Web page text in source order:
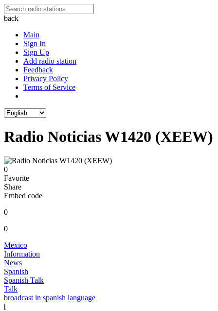
back
Main
Sign In
Sign Up
Add radio station
Feedback
Privacy Policy
Terms of Service
Radio Noticias W1420 (XEEW)
0
Favorite
Share
Embed code
0
0
Mexico
Information
News
Spanish
Spanish Talk
Talk
broadcast in spanish language
[